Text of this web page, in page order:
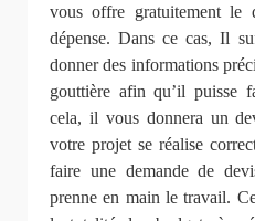
vous offre gratuitement le
dépense. Dans ce cas, Il
donner des informations
gouttière afin qu’il puisse
cela, il vous donnera un
votre projet se réalise
faire une demande de
prenne en main le travail.